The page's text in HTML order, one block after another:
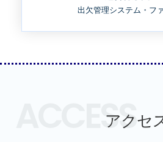
出欠管理システム・フ
ACCESS
アクセ